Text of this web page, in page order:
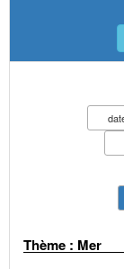
Thème : Mer